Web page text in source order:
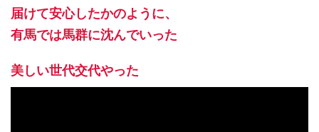
届けて安心したかのように、
有馬では馬群に沈んでいった
美しい世代交代やった